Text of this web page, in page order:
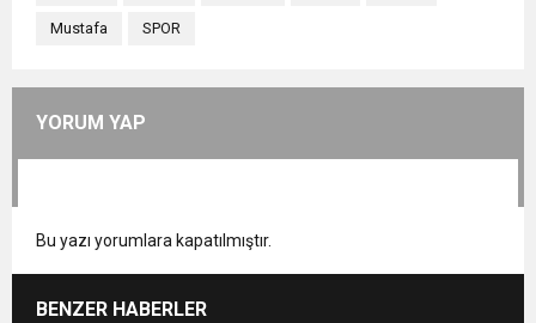
Mustafa SPOR
YORUM YAP
Bu yazı yorumlara kapatılmıştır.
BENZER HABERLER